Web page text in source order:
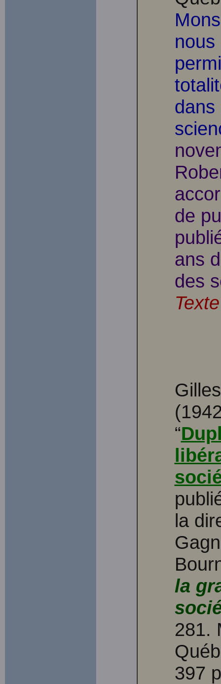
nous
dans
de
ans
des
“
la
la
281.
397